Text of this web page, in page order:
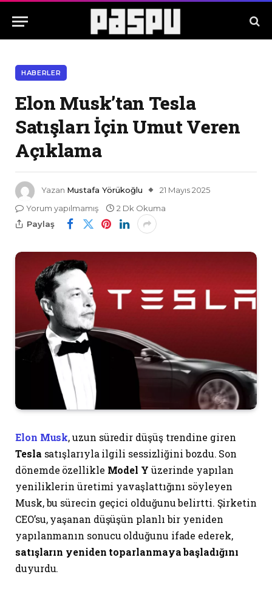
HABERLER
Elon Musk’tan Tesla
Satışları İçin Umut Veren
Açıklama
Yazan Mustafa Yörükoğlu
21 Mayıs 2025
Yorum yapılmamış
2 Dk Okuma
Paylaş
Elon Musk, uzun süredir düşüş trendine giren
Tesla satışlarıyla ilgili sessizliğini bozdu. Son
dönemde özellikle Model Y üzerinde yapılan
yeniliklerin üretimi yavaşlattığını söyleyen
Musk, bu sürecin geçici olduğunu belirtti. Şirketin
CEO’su, yaşanan düşüşün planlı bir yeniden
yapılanmanın sonucu olduğunu ifade ederek,
satışların yeniden toparlanmaya başladığını
duyurdu.